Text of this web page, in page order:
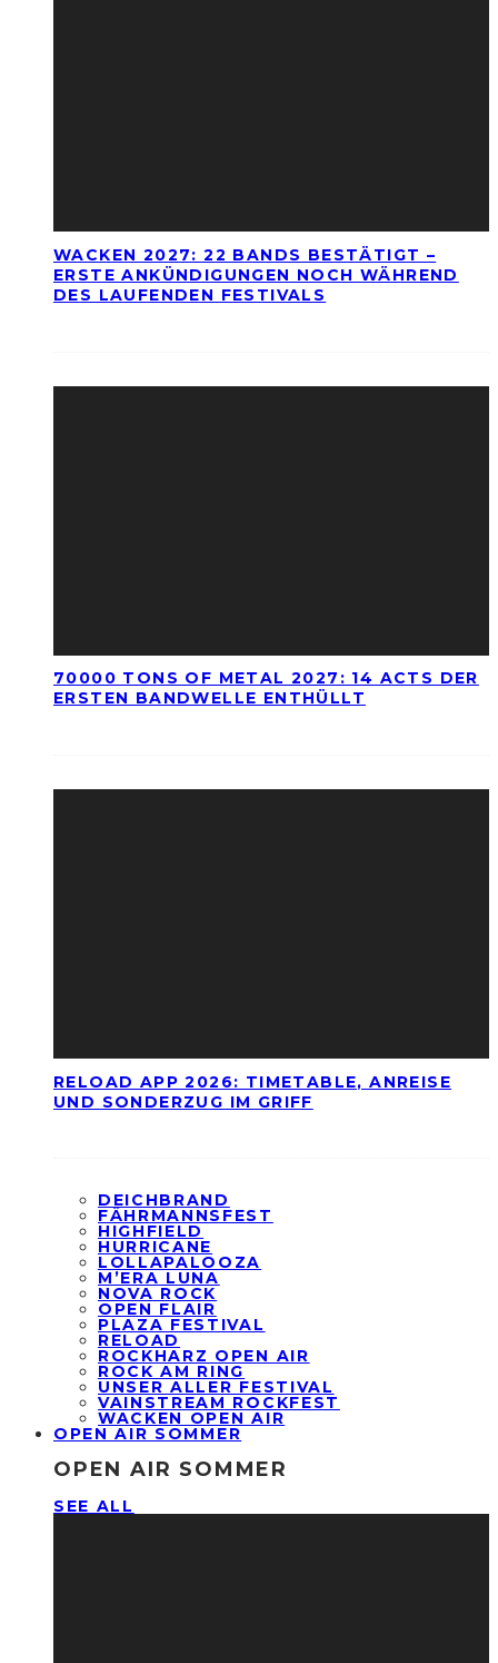
WACKEN 2027: 22 BANDS BESTÄTIGT –
ERSTE ANKÜNDIGUNGEN NOCH WÄHREND
DES LAUFENDEN FESTIVALS
70000 TONS OF METAL 2027: 14 ACTS DER
ERSTEN BANDWELLE ENTHÜLLT
RELOAD APP 2026: TIMETABLE, ANREISE
UND SONDERZUG IM GRIFF
DEICHBRAND
FÄHRMANNSFEST
HIGHFIELD
HURRICANE
LOLLAPALOOZA
M’ERA LUNA
NOVA ROCK
OPEN FLAIR
PLAZA FESTIVAL
RELOAD
ROCKHARZ OPEN AIR
ROCK AM RING
UNSER ALLER FESTIVAL
VAINSTREAM ROCKFEST
WACKEN OPEN AIR
OPEN AIR SOMMER
OPEN AIR SOMMER
SEE ALL